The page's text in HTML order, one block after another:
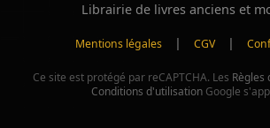
Librairie de livres anciens et
Mentions légales | CGV |
Ce site est protégé par reCAPTCHA. Les Règles
Conditions d'utilisationGoogle